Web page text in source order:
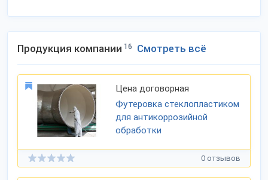
Продукция компании 16 Смотреть всё
Цена договорная
Футеровка стеклопластиком
для антикоррозийной
обработки
0 отзывов